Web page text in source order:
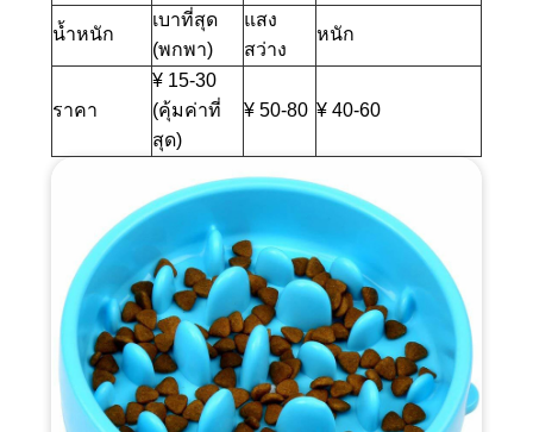
น้ำหนัก
เบาที่สุด
(พกพา)
แสง
สว่าง
หนัก
ราคา
¥ 15-30
(คุ้มค่าที่
สุด)
¥ 50-80 ¥ 40-60